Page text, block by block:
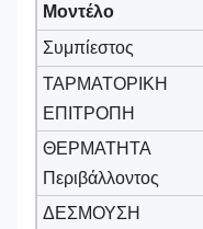
Μοντέλο
Συμπίεστος
ΤΑΡΜΑΤΟΡΙΚΗ
ΕΠΙΤΡΟΠΗ
ΘΕΡΜΑΤΗΤΑ
Περιβάλλοντος
ΔΕΣΜΟΥΣΗ